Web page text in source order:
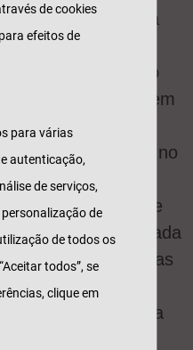
de 10 Km e uma
muitos aqueles
na marginal do
Foz do Sousa – em
esteve
de marca forte no
e carregadores,
guardar o que
corrida/caminhada
aos atletas
bebidas
vitamínico para
as energias.
de cookies
efeitos de
para várias
autenticação,
de serviços,
de
de todos os
todos”, se
clique em